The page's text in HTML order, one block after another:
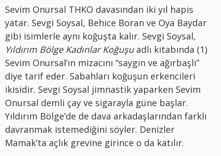
Sevim Onursal THKO davasından iki yıl hapis
yatar. Sevgi Soysal, Behice Boran ve Oya Baydar
gibi isimlerle aynı koğuşta kalır. Sevgi Soysal,
Yıldırım Bölge Kadınlar Koğuşuadlı kitabında (1)
Sevim Onursal’ın mizacını “saygın ve ağırbaşlı”
diye tarif eder. Sabahları koğuşun erkencileri
ikisidir. Sevgi Soysal jimnastik yaparken Sevim
Onursal demli çay ve sigarayla güne başlar.
Yıldırım Bölge’de de dava arkadaşlarından farklı
davranmak istemediğini söyler. Denizler
Mamak’ta açlık grevine girince o da katılır.